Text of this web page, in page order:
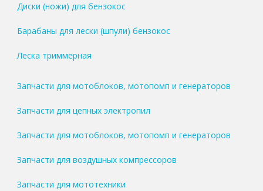
Диски (ножи) для бензокос
Барабаны для лески (шпули) бензокос
Леска триммерная
Запчасти для мотоблоков, мотопомп и генераторов
Запчасти для цепных электропил
Запчасти для мотоблоков, мотопомп и генераторов
Запчасти для воздушных компрессоров
Запчасти для мототехники